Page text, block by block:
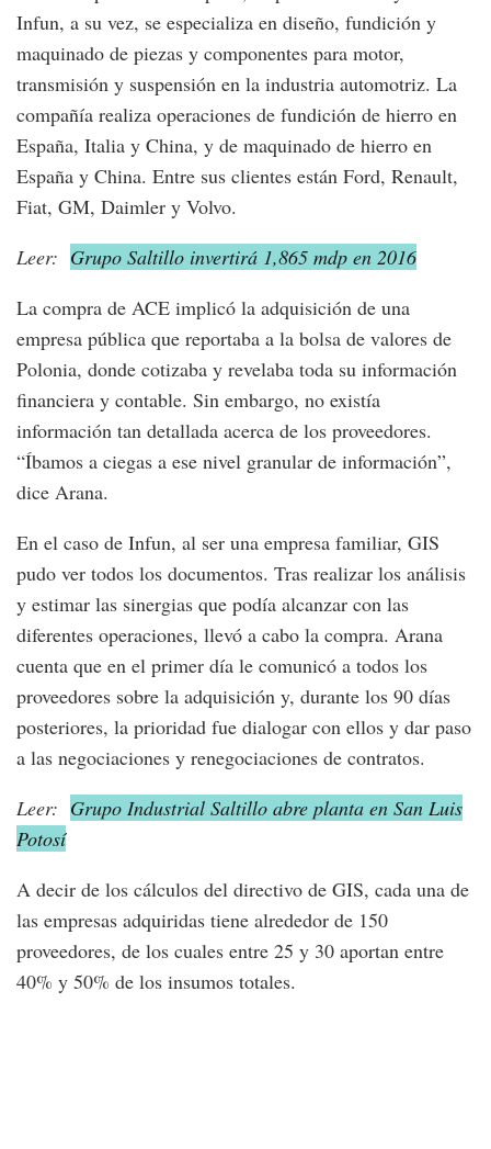
Infun, a su vez, se especializa en diseño, fundición y
maquinado de piezas y componentes para motor,
transmisión y suspensión en la industria automotriz. La
compañía realiza operaciones de fundición de hierro en
España, Italia y China, y de maquinado de hierro en
España y China. Entre sus clientes están Ford, Renault,
Fiat, GM, Daimler y Volvo.
Leer: Grupo Saltillo invertirá 1,865 mdp en 2016
La compra de ACE implicó la adquisición de una
empresa pública que reportaba a la bolsa de valores de
Polonia, donde cotizaba y revelaba toda su información
financiera y contable. Sin embargo, no existía
información tan detallada acerca de los proveedores.
“Íbamos a ciegas a ese nivel granular de información”,
dice Arana.
En el caso de Infun, al ser una empresa familiar, GIS
pudo ver todos los documentos. Tras realizar los análisis
y estimar las sinergias que podía alcanzar con las
diferentes operaciones, llevó a cabo la compra. Arana
cuenta que en el primer día le comunicó a todos los
proveedores sobre la adquisición y, durante los 90 días
posteriores, la prioridad fue dialogar con ellos y dar paso
a las negociaciones y renegociaciones de contratos.
Leer: Grupo Industrial Saltillo abre planta en San Luis
Potosí
A decir de los cálculos del directivo de GIS, cada una de
las empresas adquiridas tiene alrededor de 150
proveedores, de los cuales entre 25 y 30 aportan entre
40% y 50% de los insumos totales.